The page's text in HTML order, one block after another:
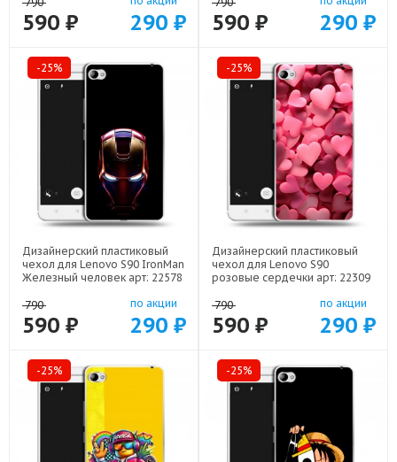
590 ₽ 290 ₽ 590 ₽ 290 ₽
-25%
Дизайнерский пластиковый
чехол для Lenovo S90 IronMan
Железный человек арт: 22578
790
590 ₽
по акции
290 ₽
-25%
Дизайнерский пластиковый
чехол для Lenovo S90
розовые сердечки арт: 22309
790
590 ₽
по акции
290 ₽
-25% -25%